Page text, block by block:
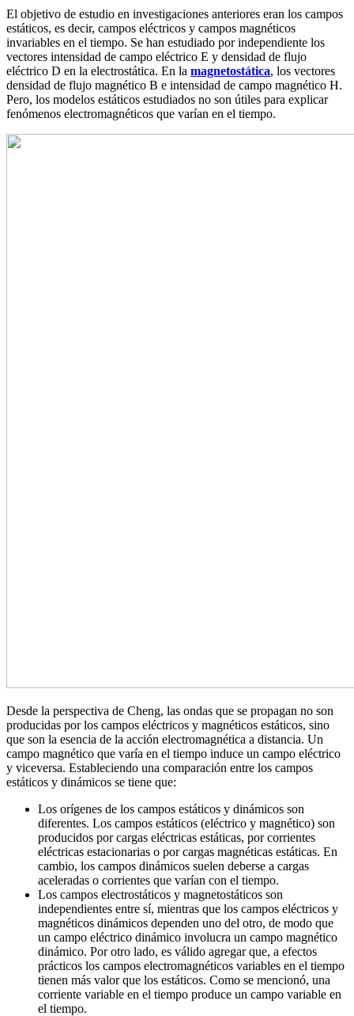
El objetivo de estudio en investigaciones anteriores eran los campos
estáticos, es decir, campos eléctricos y campos magnéticos
invariables en el tiempo. Se han estudiado por independiente los
vectores intensidad de campo eléctrico E y densidad de flujo
eléctrico D en la electrostática. En la magnetostática, los vectores
densidad de flujo magnético B e intensidad de campo magnético H.
Pero, los modelos estáticos estudiados no son útiles para explicar
fenómenos electromagnéticos que varían en el tiempo.
Desde la perspectiva de Cheng, las ondas que se propagan no son
producidas por los campos eléctricos y magnéticos estáticos, sino
que son la esencia de la acción electromagnética a distancia. Un
campo magnético que varía en el tiempo induce un campo eléctrico
y viceversa. Estableciendo una comparación entre los campos
estáticos y dinámicos se tiene que:
Los orígenes de los campos estáticos y dinámicos son
diferentes. Los campos estáticos (eléctrico y magnético) son
producidos por cargas eléctricas estáticas, por corrientes
eléctricas estacionarias o por cargas magnéticas estáticas. En
cambio, los campos dinámicos suelen deberse a cargas
aceleradas o corrientes que varían con el tiempo.
Los campos electrostáticos y magnetostáticos son
independientes entre sí, mientras que los campos eléctricos y
magnéticos dinámicos dependen uno del otro, de modo que
un campo eléctrico dinámico involucra un campo magnético
dinámico. Por otro lado, es válido agregar que, a efectos
prácticos los campos electromagnéticos variables en el tiempo
tienen más valor que los estáticos. Como se mencionó, una
corriente variable en el tiempo produce un campo variable en
el tiempo.